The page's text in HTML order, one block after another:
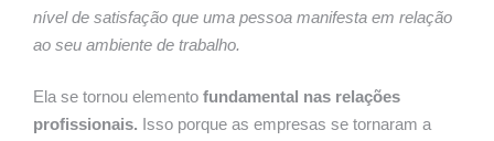
nível de satisfação que uma pessoa manifesta em relação
ao seu ambiente de trabalho.
Ela se tornou elemento fundamental nas relações
profissionais. Isso porque as empresas se tornaram a